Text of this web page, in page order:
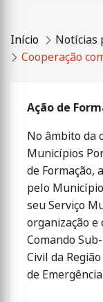
Início
Notícias
Cooperação
Ação de
No âmbito da
Municípios
de Formação,
pelo
seu Serviço
organização e
Comando
Civil da
de